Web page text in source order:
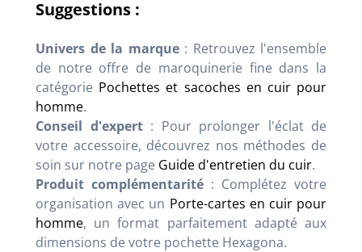
Suggestions :
Univers de la marque: Retrouvez l'ensemble
de notre offre de maroquinerie fine dans la
catégorie Pochettes et sacoches en cuir pour
homme.
Conseil d'expert: Pour prolonger l'éclat de
votre accessoire, découvrez nos méthodes de
soin sur notre page Guide d'entretien du cuir.
Produit complémentarité : Complétez votre
organisation avec un Porte-cartes en cuir pour
homme, un format parfaitement adapté aux
dimensions de votre pochette Hexagona.